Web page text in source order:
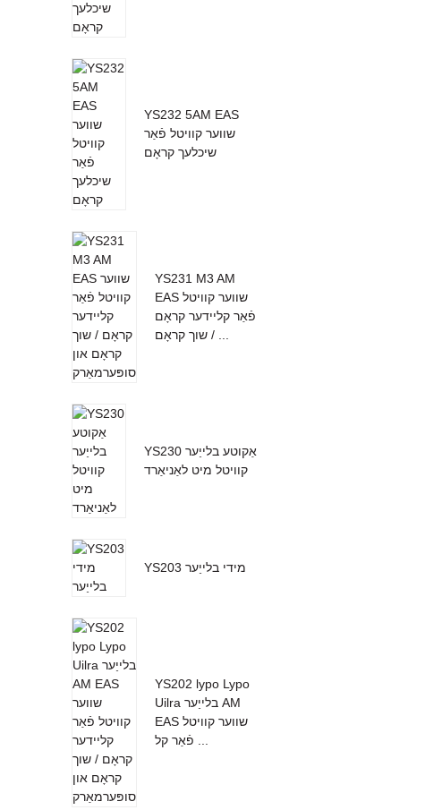
YS232 5AM EAS
שווער קוויטל פֿאַר
שיכלעך קראָם
YS231 M3 AM
EAS שווער קוויטל
פֿאַר קליידער קראָם
/ שוך קראָם ...
YS230 אַקוטע בלייַער
קוויטל מיט לאַניאַרד
YS203 מידי בלייַער
YS202 lypo Lypo
Uilra בלייַער AM
EAS שווער קוויטל